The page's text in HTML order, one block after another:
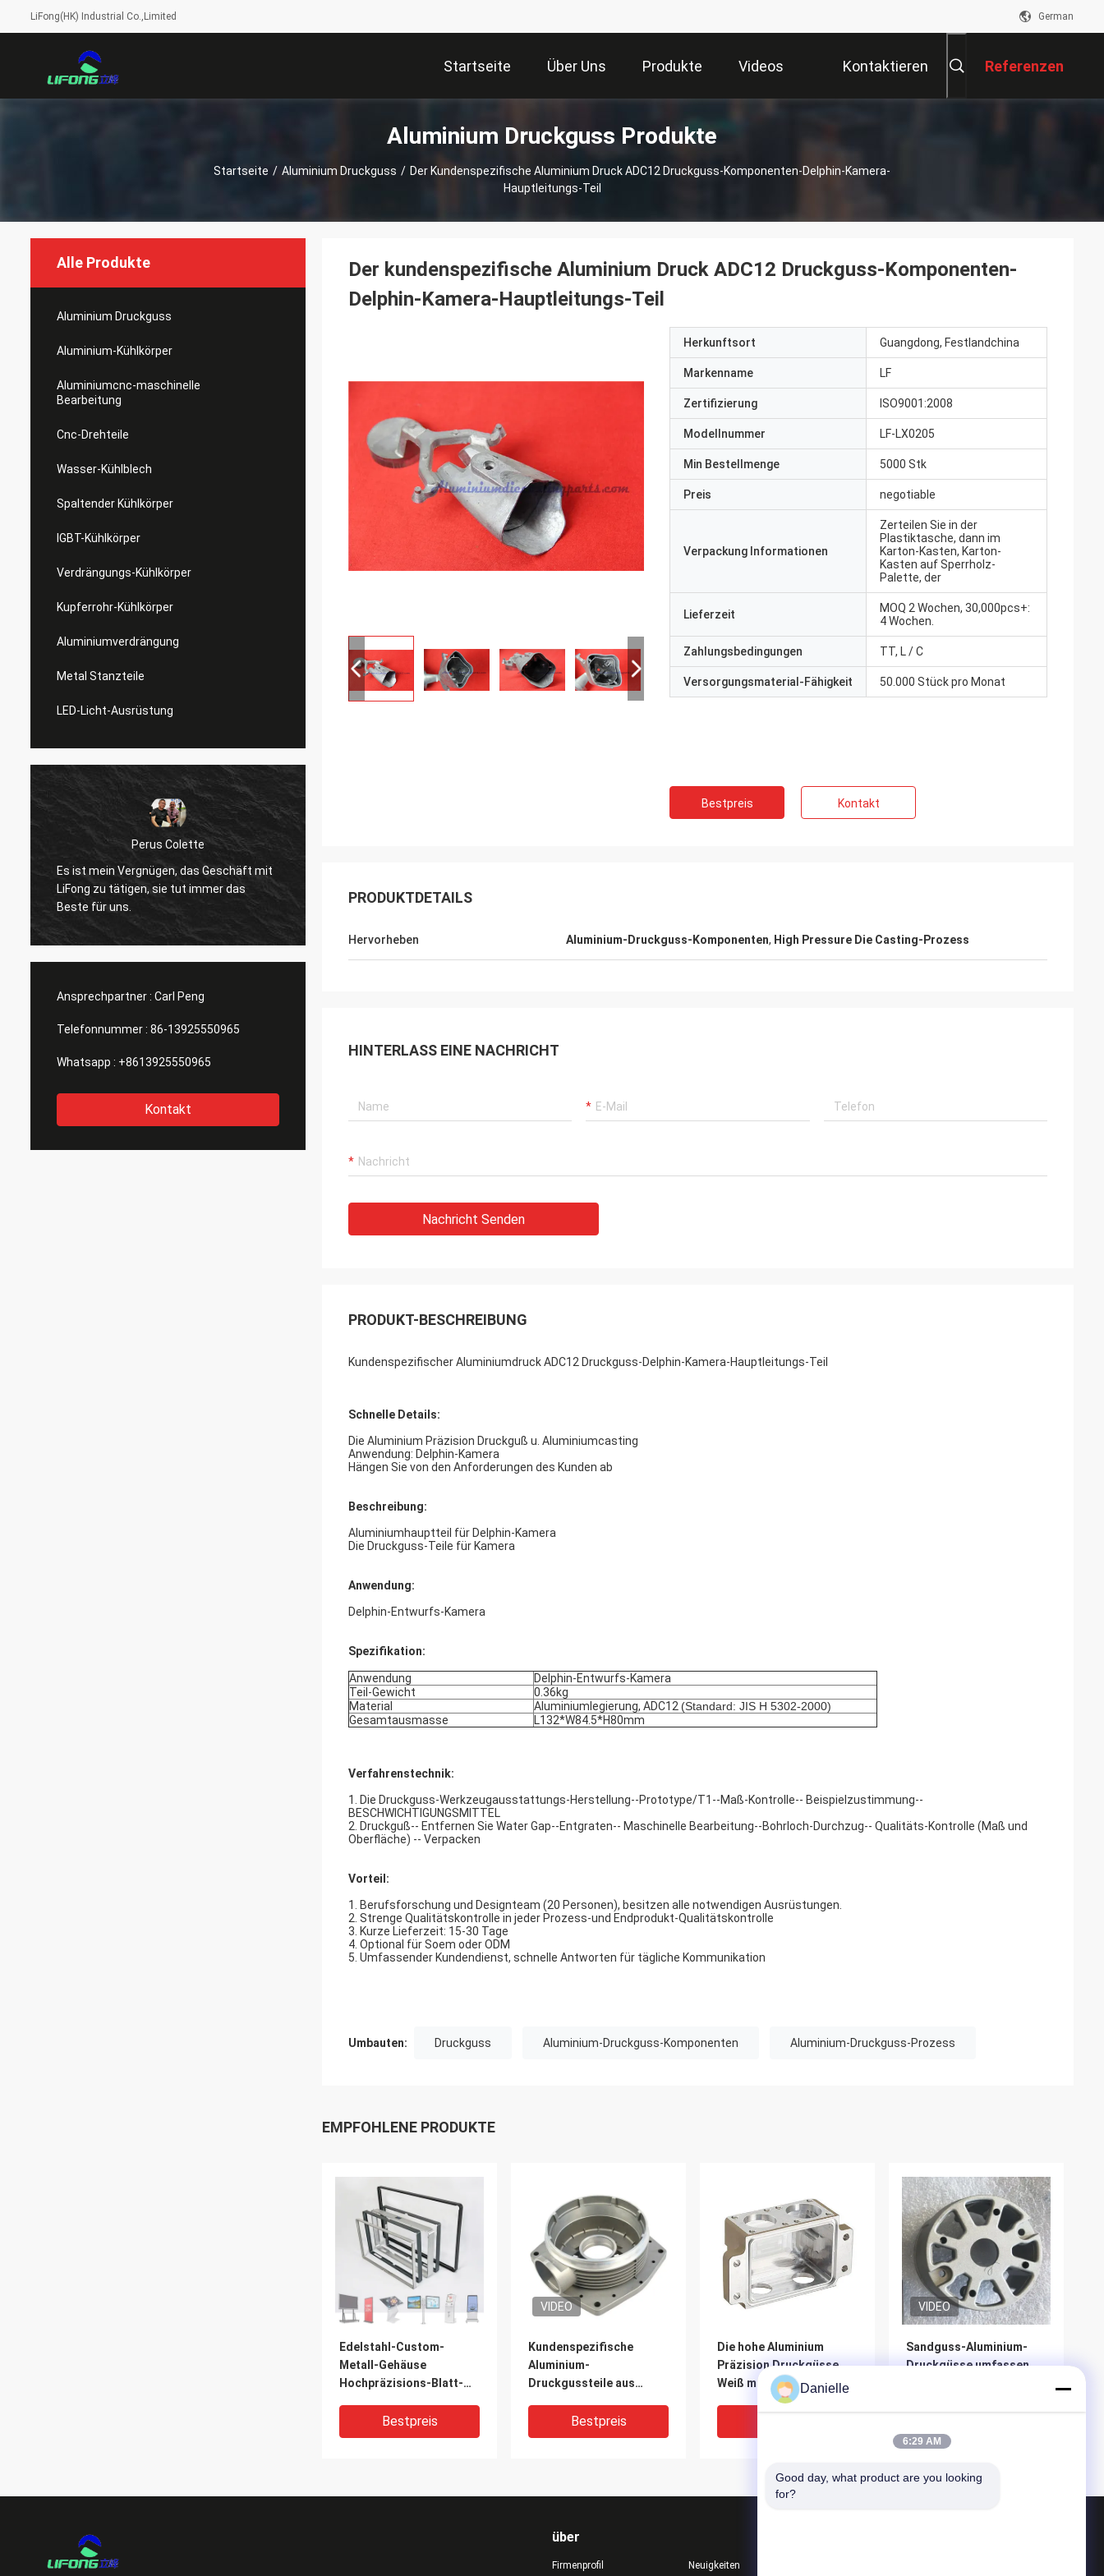
LiFong(HK) Industrial Co.,Limited German
Startseite Über Uns Produkte Videos Kontaktieren Referenzen
Aluminium Druckguss Produkte
Startseite / Aluminium Druckguss / Der Kundenspezifische Aluminium Druck ADC12 Druckguss-Komponenten-Delphin-Kamera-
Hauptleitungs-Teil
Alle Produkte
Aluminium Druckguss
Aluminium-Kühlkörper
Aluminiumcnc-maschinelle
Bearbeitung
Cnc-Drehteile
Wasser-Kühlblech
Spaltender Kühlkörper
IGBT-Kühlkörper
Verdrängungs-Kühlkörper
Kupferrohr-Kühlkörper
Aluminiumverdrängung
Metal Stanzteile
LED-Licht-Ausrüstung
Perus Colette
Es ist mein Vergnügen, das Geschäft mit
LiFong zu tätigen, sie tut immer das
Beste für uns.
wirklich unser Interesse in Erwägung.
Ansprechpartner : Carl Peng
Telefonnummer : 86-13925550965
Whatsapp : +8613925550965
Kontakt
Der kundenspezifische Aluminium Druck ADC12 Druckguss-Komponenten-
Delphin-Kamera-Hauptleitungs-Teil
Herkunftsort Guangdong, Festlandchina
Markenname LF
Zertifizierung ISO9001:2008
Modellnummer LF-LX0205
Min Bestellmenge 5000 Stk
Preis negotiable
Verpackung Informationen
Zerteilen Sie in der
Plastiktasche, dann im
Karton-Kasten, Karton-
Kasten auf Sperrholz-
Palette, der
Lieferzeit
MOQ 2 Wochen, 30,000pcs+:
4 Wochen.
Zahlungsbedingungen TT, L / C
Versorgungsmaterial-Fähigkeit 50.000 Stück pro Monat
Bestpreis Kontakt
PRODUKTDETAILS
Hervorheben Aluminium-Druckguss-Komponenten, High Pressure Die Casting-Prozess
HINTERLASS EINE NACHRICHT
Nachricht Senden
PRODUKT-BESCHREIBUNG
Kundenspezifischer Aluminiumdruck ADC12 Druckguss-Delphin-Kamera-Hauptleitungs-Teil
Schnelle Details:
Die Aluminium Präzision Druckguß u. Aluminiumcasting
Anwendung: Delphin-Kamera
Hängen Sie von den Anforderungen des Kunden ab
Beschreibung:
Aluminiumhauptteil für Delphin-Kamera
Die Druckguss-Teile für Kamera
Anwendung:
Delphin-Entwurfs-Kamera
Spezifikation:
Anwendung
Delphin-Entwurfs-Kamera
Teil-Gewicht
0.36kg
Material
Aluminiumlegierung, ADC12 (Standard: JIS H 5302-2000)
Gesamtausmasse
L132*W84.5*H80mm
Verfahrenstechnik:
1. Die Druckguss-Werkzeugausstattungs-Herstellung--Prototype/T1--Maß-Kontrolle-- Beispielzustimmung--
BESCHWICHTIGUNGSMITTEL
2. Druckguß-- Entfernen Sie Water Gap--Entgraten-- Maschinelle Bearbeitung--Bohrloch-Durchzug-- Qualitäts-Kontrolle (Maß und
Oberfläche) -- Verpacken
Vorteil:
1. Berufsforschung und Designteam (20 Personen), besitzen alle notwendigen Ausrüstungen.
2. Strenge Qualitätskontrolle in jeder Prozess-und Endprodukt-Qualitätskontrolle
3. Kurze Lieferzeit: 15-30 Tage
4. Optional für Soem oder ODM
5. Umfassender Kundendienst, schnelle Antworten für tägliche Kommunikation
Umbauten: Druckguss Aluminium-Druckguss-Komponenten Aluminium-Druckguss-Prozess
EMPFOHLENE PRODUKTE
Edelstahl-Custom-
Metall-Gehäuse
Hochpräzisions-Blatt-
Aluminium-Schale
Bestpreis
VIDEO
Kundenspezifische
Aluminium-
Druckgussteile aus
Bestpreis
Die hohe Aluminium
Präzision Druckgüsse,
Weiß maschinell
bearbeiteter Kasten für
VIDEO
Sandguss-Aluminium-
Druckgüsse umfassen
über
Firmenprofil Neuigkeiten
Danielle
6:29 AM
Good day, what product are you looking
for?